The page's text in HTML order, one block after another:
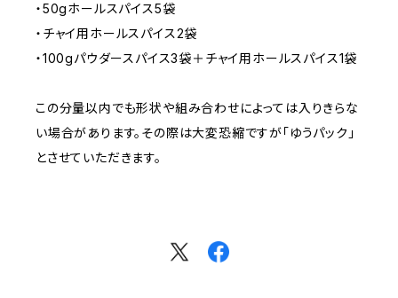
・50gホールスパイス5袋
・チャイ用ホールスパイス2袋
・100gパウダースパイス3袋＋チャイ用ホールスパイス1袋
この分量以内でも形状や組み合わせによっては入りきらな
い場合があります。その際は大変恐縮ですが「ゆうパック」
とさせていただきます。